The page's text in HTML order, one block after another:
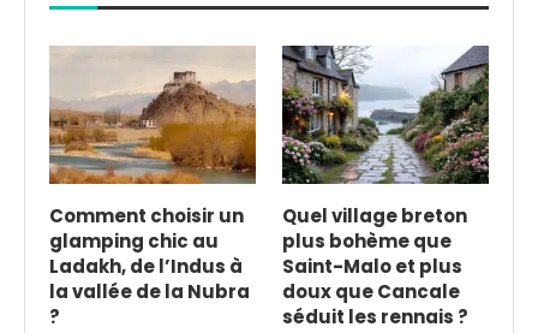
Comment choisir un
glamping chic au
Ladakh, de l’Indus à
la vallée de la Nubra
?
Quel village breton
plus bohème que
Saint-Malo et plus
doux que Cancale
séduit les rennais ?